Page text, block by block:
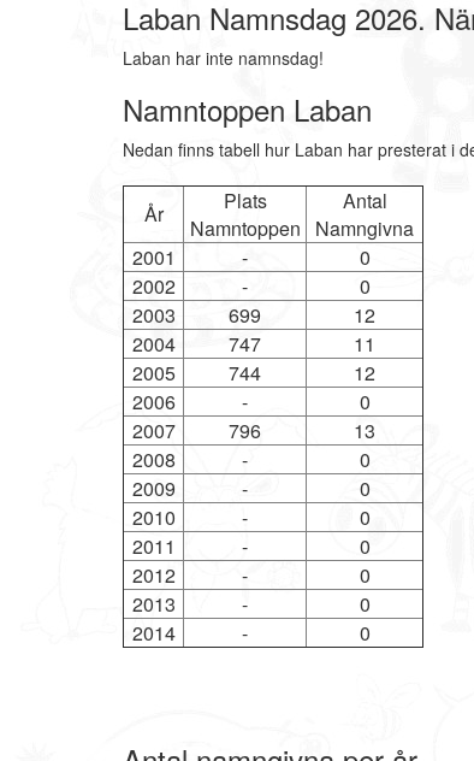
Laban Namnsdag 2026.
Laban har inte namnsdag!
Namntoppen Laban
Nedan finns tabell hur Laban har presterat i
År
Plats
Namntoppen
Antal
Namngivna
2001
-
0
2002
-
0
2003
699
12
2004
747
11
2005
744
12
2006
-
0
2007
796
13
2008
-
0
2009
-
0
2010
-
0
2011
-
0
2012
-
0
2013
-
0
2014
- 0